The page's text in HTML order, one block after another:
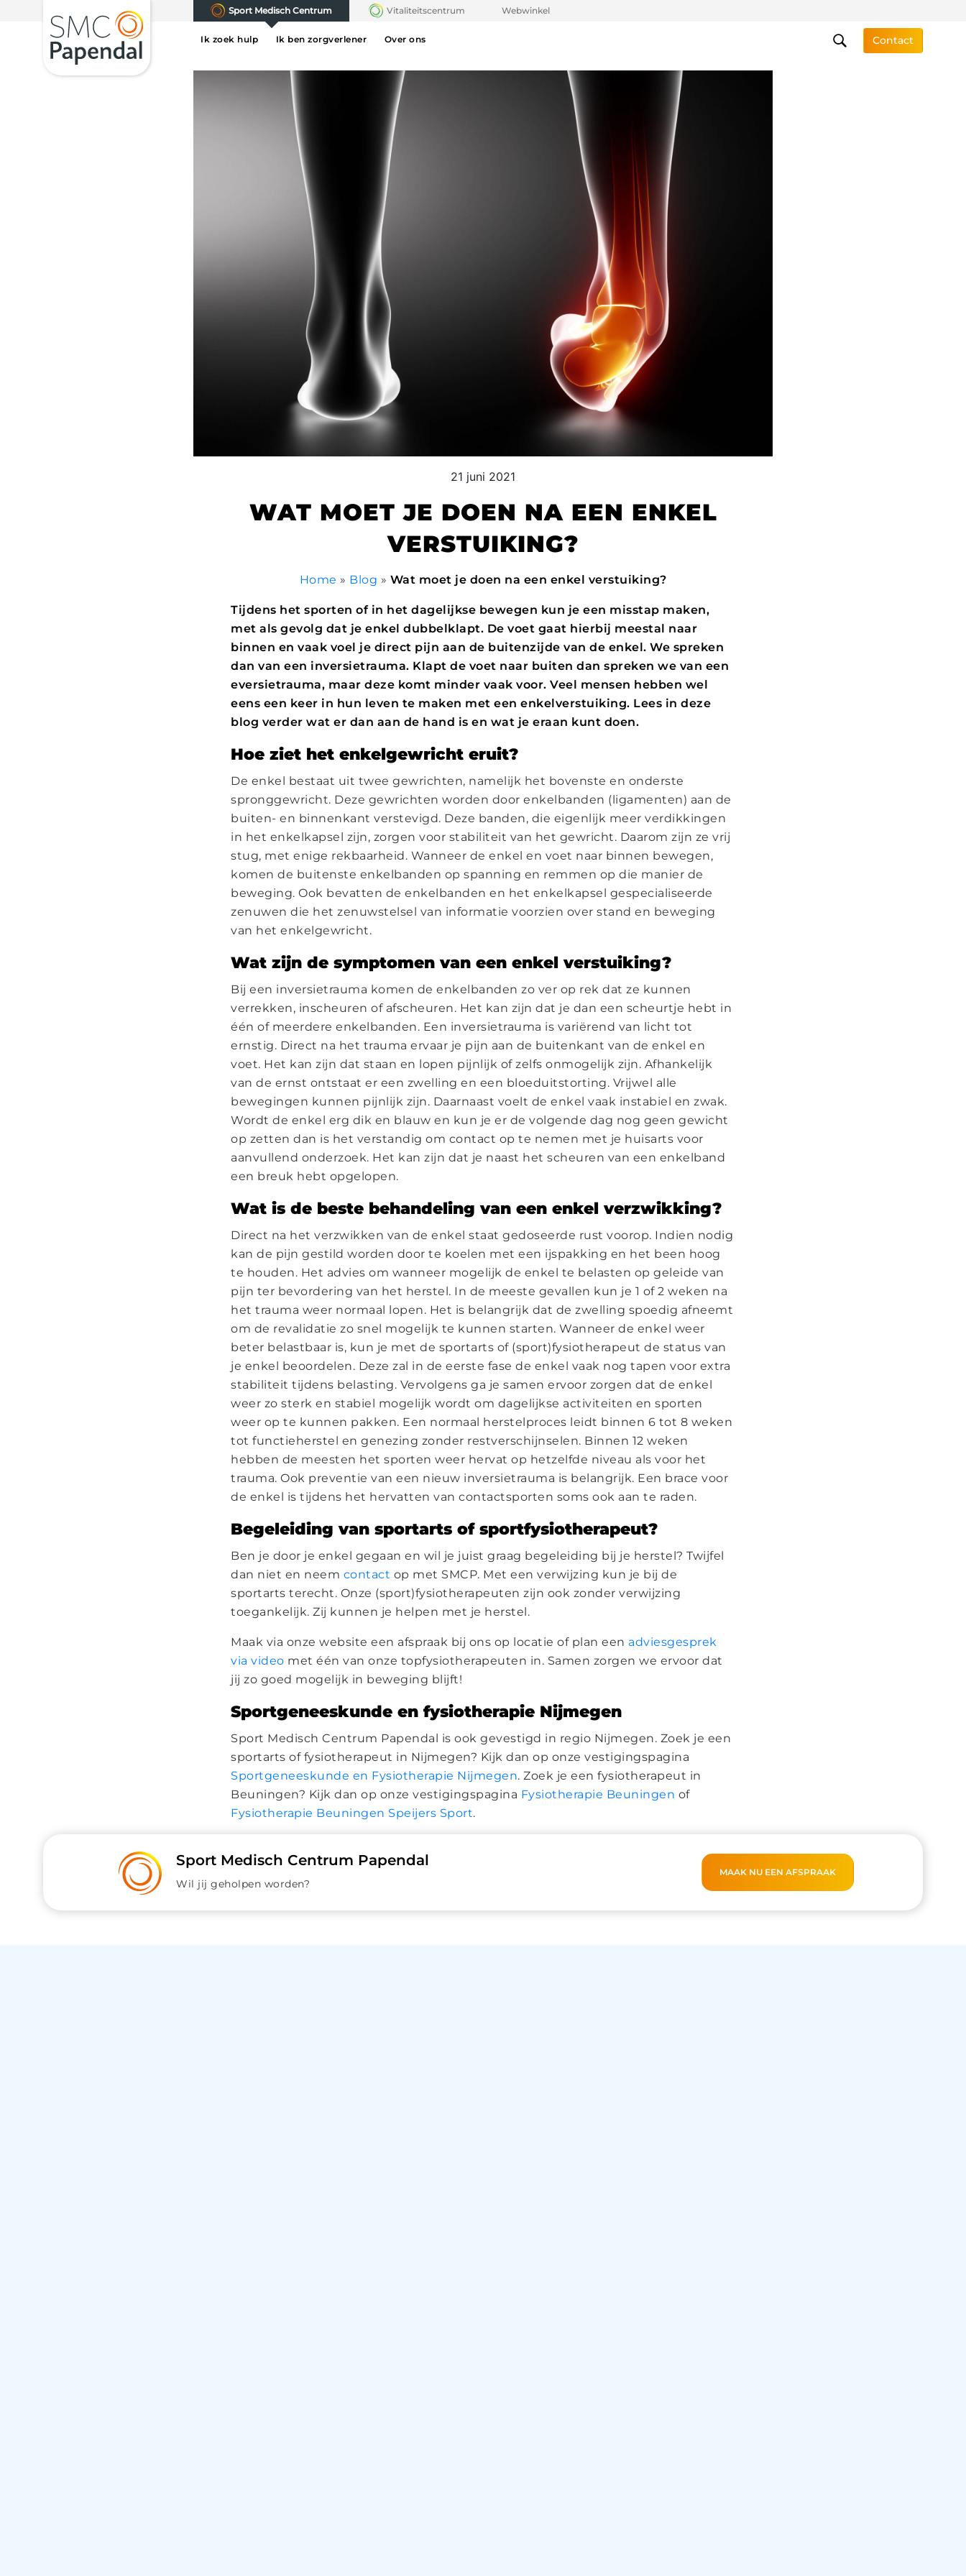
Sport Medisch Centrum Vitaliteitscentrum Webwinkel
Ik zoek hulp Ik ben zorgverlener Over ons Contact
21 juni 2021
WAT MOET JE DOEN NA EEN ENKEL
VERSTUIKING?
Home » Blog » Wat moet je doen na een enkel verstuiking?
Tijdens het sporten of in het dagelijkse bewegen kun je een misstap maken,
met als gevolg dat je enkel dubbelklapt. De voet gaat hierbij meestal naar
binnen en vaak voel je direct pijn aan de buitenzijde van de enkel. We spreken
dan van een inversietrauma. Klapt de voet naar buiten dan spreken we van een
eversietrauma, maar deze komt minder vaak voor. Veel mensen hebben wel
eens een keer in hun leven te maken met een enkelverstuiking. Lees in deze
blog verder wat er dan aan de hand is en wat je eraan kunt doen.
Hoe ziet het enkelgewricht eruit?
De enkel bestaat uit twee gewrichten, namelijk het bovenste en onderste
spronggewricht. Deze gewrichten worden door enkelbanden (ligamenten) aan de
buiten- en binnenkant verstevigd. Deze banden, die eigenlijk meer verdikkingen
in het enkelkapsel zijn, zorgen voor stabiliteit van het gewricht. Daarom zijn ze vrij
stug, met enige rekbaarheid. Wanneer de enkel en voet naar binnen bewegen,
komen de buitenste enkelbanden op spanning en remmen op die manier de
beweging. Ook bevatten de enkelbanden en het enkelkapsel gespecialiseerde
zenuwen die het zenuwstelsel van informatie voorzien over stand en beweging
van het enkelgewricht.
Wat zijn de symptomen van een enkel verstuiking?
Bij een inversietrauma komen de enkelbanden zo ver op rek dat ze kunnen
verrekken, inscheuren of afscheuren. Het kan zijn dat je dan een scheurtje hebt in
één of meerdere enkelbanden. Een inversietrauma is variërend van licht tot
ernstig. Direct na het trauma ervaar je pijn aan de buitenkant van de enkel en
voet. Het kan zijn dat staan en lopen pijnlijk of zelfs onmogelijk zijn. Afhankelijk
van de ernst ontstaat er een zwelling en een bloeduitstorting. Vrijwel alle
bewegingen kunnen pijnlijk zijn. Daarnaast voelt de enkel vaak instabiel en zwak.
Wordt de enkel erg dik en blauw en kun je er de volgende dag nog geen gewicht
op zetten dan is het verstandig om contact op te nemen met je huisarts voor
aanvullend onderzoek. Het kan zijn dat je naast het scheuren van een enkelband
een breuk hebt opgelopen.
Wat is de beste behandeling van een enkel verzwikking?
Direct na het verzwikken van de enkel staat gedoseerde rust voorop. Indien nodig
kan de pijn gestild worden door te koelen met een ijspakking en het been hoog
te houden. Het advies om wanneer mogelijk de enkel te belasten op geleide van
pijn ter bevordering van het herstel. In de meeste gevallen kun je 1 of 2 weken na
het trauma weer normaal lopen. Het is belangrijk dat de zwelling spoedig afneemt
om de revalidatie zo snel mogelijk te kunnen starten. Wanneer de enkel weer
beter belastbaar is, kun je met de sportarts of (sport)fysiotherapeut de status van
je enkel beoordelen. Deze zal in de eerste fase de enkel vaak nog tapen voor extra
stabiliteit tijdens belasting. Vervolgens ga je samen ervoor zorgen dat de enkel
weer zo sterk en stabiel mogelijk wordt om dagelijkse activiteiten en sporten
weer op te kunnen pakken. Een normaal herstelproces leidt binnen 6 tot 8 weken
tot functieherstel en genezing zonder restverschijnselen. Binnen 12 weken
hebben de meesten het sporten weer hervat op hetzelfde niveau als voor het
trauma. Ook preventie van een nieuw inversietrauma is belangrijk. Een brace voor
de enkel is tijdens het hervatten van contactsporten soms ook aan te raden.
Begeleiding van sportarts of sportfysiotherapeut?
Ben je door je enkel gegaan en wil je juist graag begeleiding bij je herstel? Twijfel
dan niet en neem contact op met SMCP. Met een verwijzing kun je bij de
sportarts terecht. Onze (sport)fysiotherapeuten zijn ook zonder verwijzing
toegankelijk. Zij kunnen je helpen met je herstel.
Maak via onze website een afspraak bij ons op locatie of plan een adviesgesprek
via video met één van onze topfysiotherapeuten in. Samen zorgen we ervoor dat
jij zo goed mogelijk in beweging blijft!
Sportgeneeskunde en fysiotherapie Nijmegen
Sport Medisch Centrum Papendal is ook gevestigd in regio Nijmegen. Zoek je een
sportarts of fysiotherapeut in Nijmegen? Kijk dan op onze vestigingspagina
Sportgeneeskunde en Fysiotherapie Nijmegen. Zoek je een fysiotherapeut in
Beuningen? Kijk dan op onze vestigingspagina Fysiotherapie Beuningen of
Fysiotherapie Beuningen Speijers Sport.
Sport Medisch Centrum Papendal
Wil jij geholpen worden?
MAAK NU EEN AFSPRAAK